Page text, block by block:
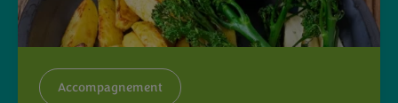
Accompagnement